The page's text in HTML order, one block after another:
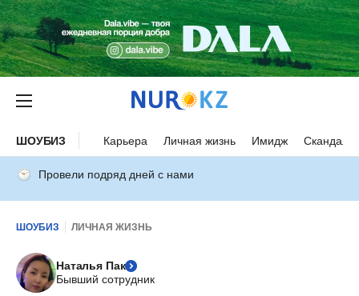
ШОУБИЗ Карьера Личная жизнь Имидж Скандалы
Провели подряд дней с нами
ШОУБИЗ ЛИЧНАЯ ЖИЗНЬ
Наталья Пак
Бывший сотрудник